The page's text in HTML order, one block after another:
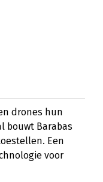
drones hun
bouwt Barabas
Een
voor